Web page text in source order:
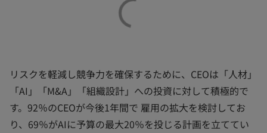
リスクを軽減し競争力を確保するために、CEOは「人材」
「AI」「M&A」「組織設計」への投資に対して積極的で
す。92％のCEOが今後1年間で 雇用の拡大を検討してお
り、69％がAIに予算の最大20％を投じる計画を立ててい